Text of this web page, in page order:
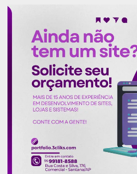
institucionais e governamentais
delegada Sandra Dantas; Ana
representante do movimento
Publicidade (x)